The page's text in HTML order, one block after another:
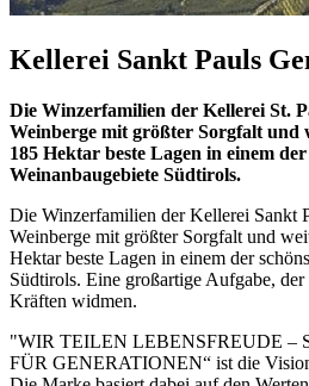
Kellerei Sankt Pauls
Die Winzerfamilien der Kellerei St.
Weinberge mit größter Sorgfalt und
185 Hektar beste Lagen in einem der
Weinanbaugebiete Südtirols.
Die Winzerfamilien der Kellerei Sankt
Weinberge mit größter Sorgfalt und
Hektar beste Lagen in einem der
Südtirols. Eine großartige Aufgabe,
Kräften widmen.
"WIR TEILEN LEBENSFREUDE –
FÜR GENERATIONEN“ ist die